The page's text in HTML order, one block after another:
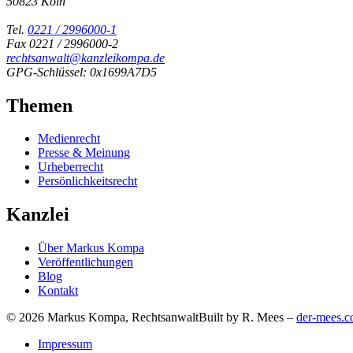
Tel. 0221 / 2996000-1
Fax 0221 / 2996000-2
rechtsanwalt@kanzleikompa.de
GPG-Schlüssel: 0x1699A7D5
Themen
Medienrecht
Presse & Meinung
Urheberrecht
Persönlichkeitsrecht
Kanzlei
Über Markus Kompa
Veröffentlichungen
Blog
Kontakt
© 2026 Markus Kompa, RechtsanwaltBuilt by R. Mees – der-
Impressum